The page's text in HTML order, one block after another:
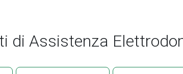
di Assistenza